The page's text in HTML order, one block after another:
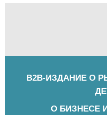
B2B-ИЗДАНИЕ О
О БИЗНЕСЕ